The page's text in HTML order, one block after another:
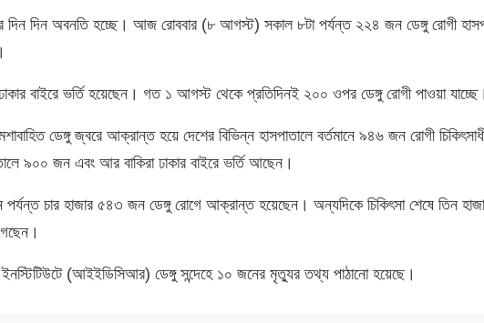
দিন দিন অবনতি হচ্ছে। আজ রোববার (৮ আগস্ট) সকাল ৮টা পর্যন্ত ২২৪ জন ডেঙ্গু রোগী
বাইরে ভর্তি হয়েছেন। গত ১ আগস্ট থেকে প্রতিদিনই ২০০ ওপর ডেঙ্গু রোগী পাওয়া যাচ্ছে।
ডেঙ্গু জ্বরে আক্রান্ত হয়ে দেশের বিভিন্ন হাসপাতালে বর্তমানে ৯৪৬ জন রোগী
৯০০ জন এবং আর বাকিরা ঢাকার বাইরে ভর্তি আছেন।
পর্যন্ত চার হাজার ৫৪৩ জন ডেঙ্গু রোগে আক্রান্ত হয়েছেন। অন্যদিকে চিকিৎসা শেষে তিন
(আইইডিসিআর) ডেঙ্গু সন্দেহে ১০ জনের মৃত্যুর তথ্য পাঠানো হয়েছে।